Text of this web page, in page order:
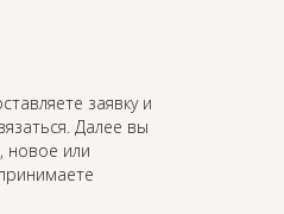
заявку и
Далее вы
новое или